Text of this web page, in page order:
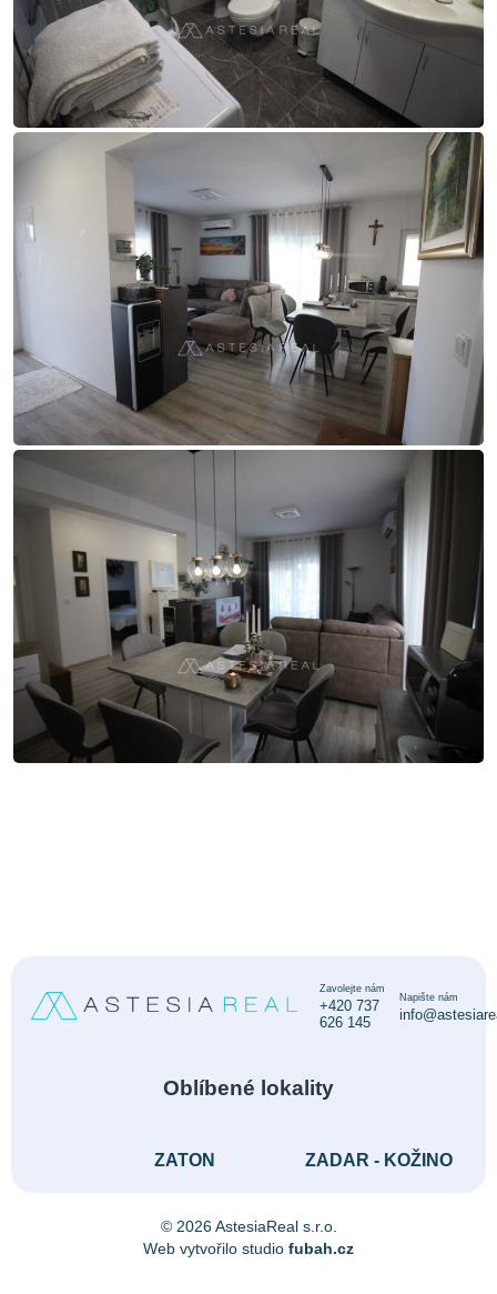
Zavolejte nám
+420 737
626 145
Napište nám
Oblíbené lokality
ZATON ZADAR - KOŽINO
© 2026 AstesiaReal s.r.o.
Web vytvořilo studio fubah.cz